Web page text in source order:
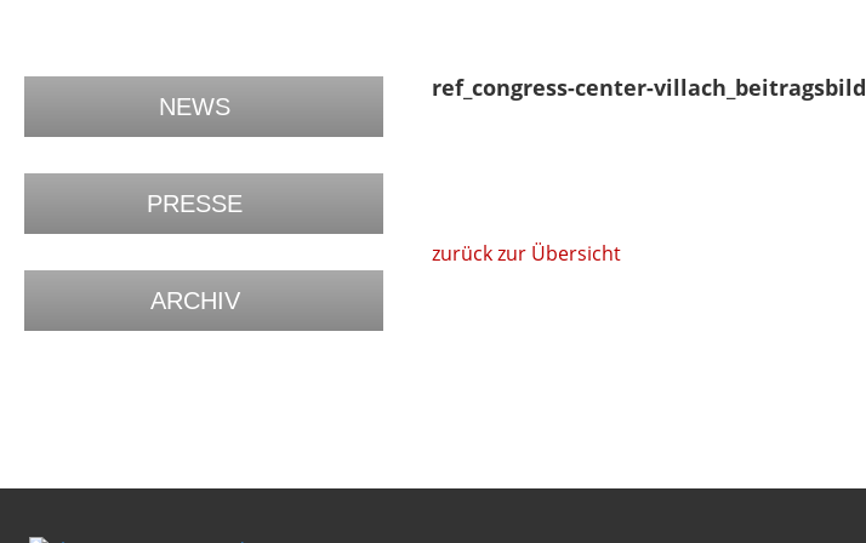
NEWS
PRESSE
ARCHIV
ref_congress-center-villach_beitragsbild
zurück zur Übersicht